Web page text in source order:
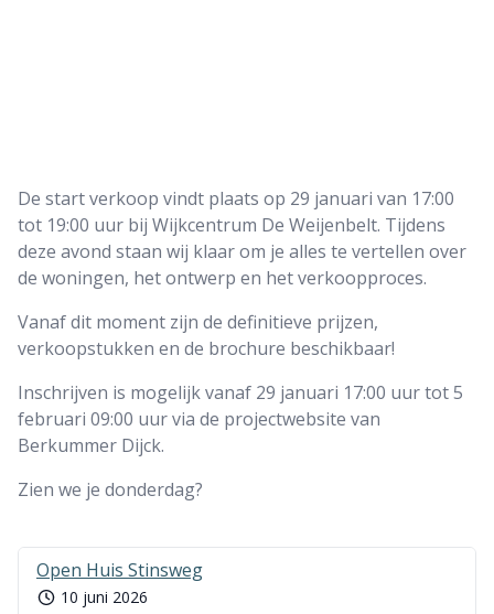
De start verkoop vindt plaats op 29 januari van 17:00
tot 19:00 uur bij Wijkcentrum De Weijenbelt. Tijdens
deze avond staan wij klaar om je alles te vertellen over
de woningen, het ontwerp en het verkoopproces.
Vanaf dit moment zijn de definitieve prijzen,
verkoopstukken en de brochure beschikbaar!
Inschrijven is mogelijk vanaf 29 januari 17:00 uur tot 5
februari 09:00 uur via de projectwebsite van
Berkummer Dijck.
Zien we je donderdag?
Open Huis Stinsweg
10 juni 2026